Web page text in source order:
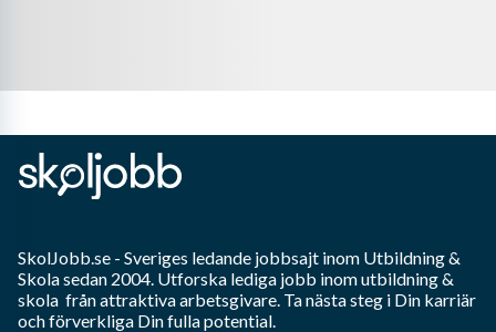
SkolJobb.se - Sveriges ledande jobbsajt inom Utbildning &
Skolasedan 2004. Utforska lediga jobb inomutbildning &
skola från attraktiva arbetsgivare. Ta nästa steg i Din karriär
och förverkliga Din fulla potential.